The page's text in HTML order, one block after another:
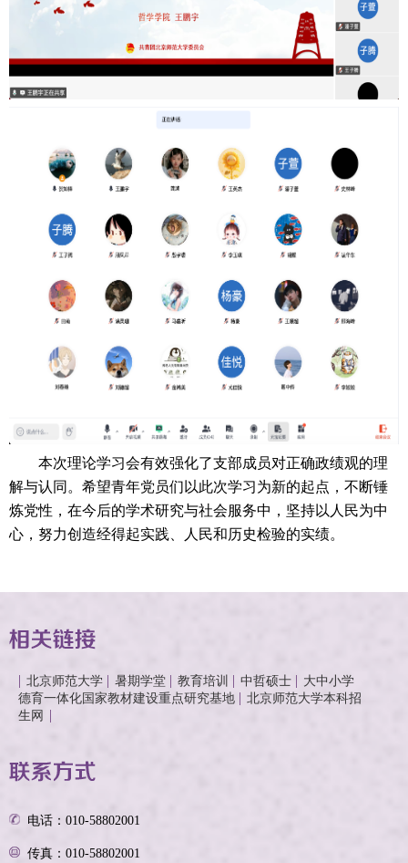
本次理论学习会有效强化了支部成员对正确政绩观的理
解与认同。希望青年党员们以此次学习为新的起点，不断锤
炼党性，在今后的学术研究与社会服务中，坚持以人民为中
心，努力创造经得起实践、人民和历史检验的实绩。
北京师范大学 暑期学堂 教育培训 中哲硕士
大中小学
德育一体化国家教材建设重点研究基地
北京师范大学本科招
生网
电话：010-58802001
传真：010-58802001